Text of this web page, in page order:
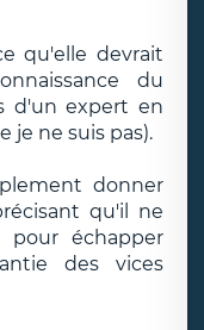
qu'elle devrait
du
d'un expert en
je ne suis pas).
donner
qu'il ne
échapper
des vices